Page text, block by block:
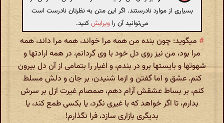
بسیاری از موارد نادرستند. اگر این متن به نظرتان نادرست است
می‌توانید آن را ویرایشکنید.
# میگوید: چون بنده من همه مرا خواند، همه مرا داند، همه
مرا بود، من نیز روی دل خود با وی گردانم، در همه ارادتها و
شهوتها و بایستها برو در بندم، و اغیار را بتمامی از آن دل بیرون
کنم. عشق و اما گفتن و ازما شنیدن، بر جان و دلش مسلط
کنم، بر بساط عشقش آرام دهم، صمصام غیرت ازل بر سرش
بدارم، تا اگر خواهد که با غیری نگرد، یا بکسی طمع کند، یا
بدیگری بازاری سازد، فرا نگذارم!